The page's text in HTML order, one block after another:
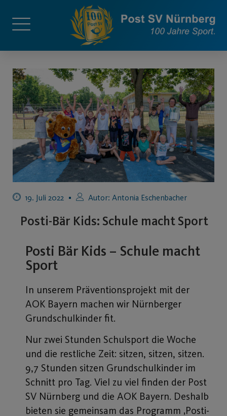
19. Juli 2022 Autor: Antonia Eschenbacher
Posti-Bär Kids: Schule macht Sport
Posti Bär Kids – Schule macht
Sport
In unserem Präventionsprojekt mit der
AOK Bayern machen wir Nürnberger
Grundschulkinder fit.
Nur zwei Stunden Schulsport die Woche
und die restliche Zeit: sitzen, sitzen, sitzen.
9,7 Stunden sitzen Grundschulkinder im
Schnitt pro Tag. Viel zu viel finden der Post
SV Nürnberg und die AOK Bayern. Deshalb
bieten sie gemeinsam das Programm ‚Posti-